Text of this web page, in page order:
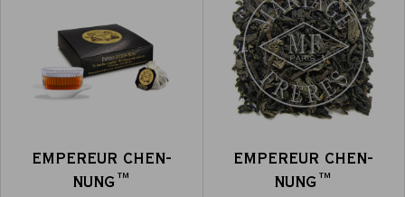
EMPEREUR CHEN-
NUNG™
EMPEREUR CHEN-
NUNG™